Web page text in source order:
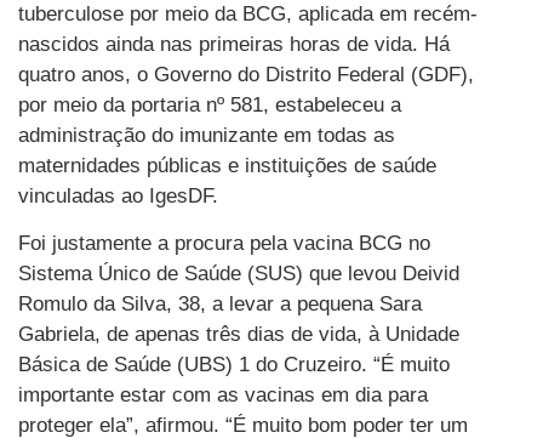
tuberculose por meio da BCG, aplicada em recém-
nascidos ainda nas primeiras horas de vida. Há
quatro anos, o Governo do Distrito Federal (GDF),
por meio da portaria nº 581, estabeleceu a
administração do imunizante em todas as
maternidades públicas e instituições de saúde
vinculadas ao IgesDF.
Foi justamente a procura pela vacina BCG no
Sistema Único de Saúde (SUS) que levou Deivid
Romulo da Silva, 38, a levar a pequena Sara
Gabriela, de apenas três dias de vida, à Unidade
Básica de Saúde (UBS) 1 do Cruzeiro. “É muito
importante estar com as vacinas em dia para
proteger ela”, afirmou. “É muito bom poder ter um